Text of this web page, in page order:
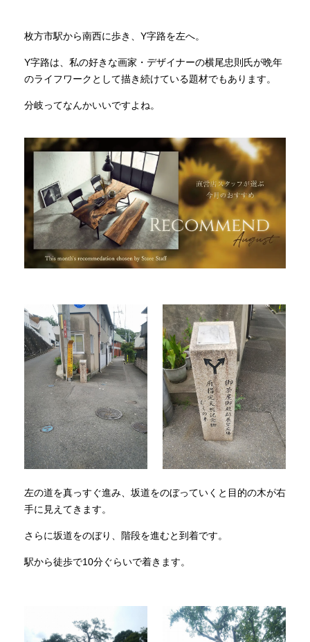
INFORMATION
MOKUBA CHANNEL
よくあるご質問
お問い合わせ
枚方市駅から南西に歩き、Y字路を左へ。
Y字路は、私の好きな画家・デザイナーの横尾忠則氏が晩年
のライフワークとして描き続けている題材でもあります。
分岐ってなんかいいですよね。
左の道を真っすぐ進み、坂道をのぼっていくと目的の木が右
手に見えてきます。
さらに坂道をのぼり、階段を進むと到着です。
駅から徒歩で10分ぐらいで着きます。